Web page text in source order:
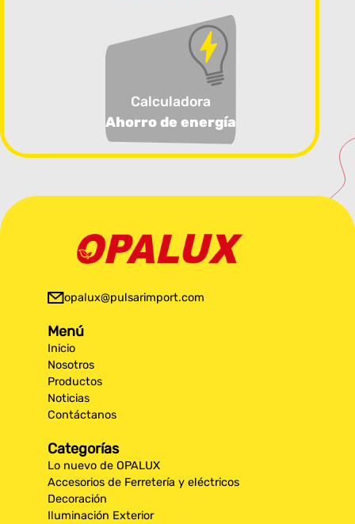
Calculadora
Ahorro de energía
opalux@pulsarimport.com
Menú
Inicio
Nosotros
Productos
Noticias
Contáctanos
Categorías
Lo nuevo de OPALUX
Accesorios de Ferretería y eléctricos
Decoración
Iluminación Exterior